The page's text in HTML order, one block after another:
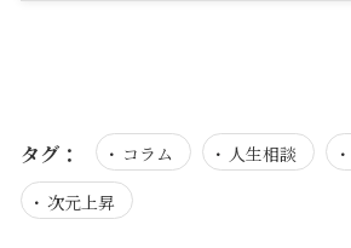
タグ： コラム 人生相談
次元上昇